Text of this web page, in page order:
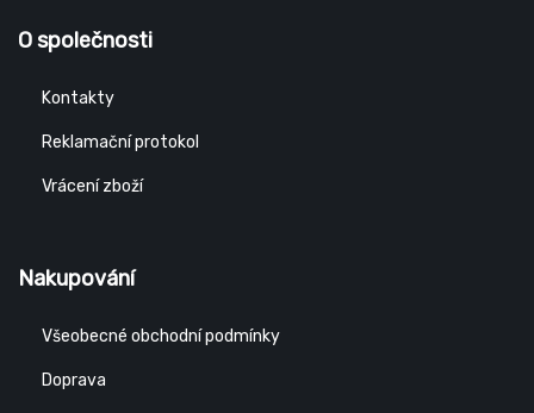
O společnosti
Kontakty
Reklamační protokol
Vrácení zboží
Nakupování
Všeobecné obchodní podmínky
Doprava